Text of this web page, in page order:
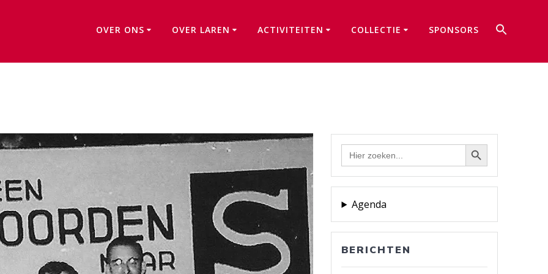
OVER ONS OVER LAREN ACTIVITEITEN COLLECTIE SPONSORS
Zoek
naar:
Zoekknop
Agenda
BERICHTEN